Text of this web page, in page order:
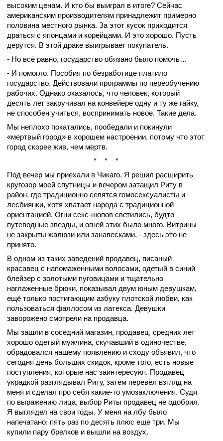
высоким ценам. И кто бы выиграл в итоге? Сейчас
американским производителям принадлежит примерно
половина местного рынка. За этот кусок приходится
драться с японцами и корейцами. И это хорошо. Пусть
дерутся. В этой драке выигрывает покупатель.
- Но всё равно, государство обязано было помочь…
- И помогло. Пособия по безработице платило
государство. Действовали программы по переобучению
рабочих. Однако оказалось, что человек, который
десять лет закручивал на конвейере одну и ту же гайку,
не способен учиться, воспринимать новое. Такие дела.
Мы неплохо покатались, пообедали и покинули
«мертвый город» в хорошем настроении, потому что этот
город скорее жив, чем мертв.
* * *
Под вечер мы приехали в Чикаго. Я решил расширить
кругозор моей спутницы и вечером затащил Риту в
район, где традиционно селятся гомосексуалисты и
лесбиянки, хотя хватает народа с традиционной
ориентацией. Огни секс-шопов светились, будто
путеводные звезды, и огней этих было много. Витрины
не закрыты жалюзи или занавесками, - здесь это не
принято.
В одном из таких заведений продавец, писаный
красавец с напомаженными волосами, одетый в синий
блейзер с золотыми пуговицами и тщательно
наглаженные брюки, показывал двум юным девушкам,
ещё только постигающим азбуку плотской любви, как
пользоваться фаллосом из латекса. Девушки
заворожено смотрели на продавца.
Мы зашли в соседний магазин, продавец, средних лет
хорошо одетый мужчина, скучавший в одиночестве,
обрадовался нашему появлению и сходу объявил, что
сегодня день больших скидок, кроме того, есть новые
поступления, которые нас заинтересуют. Продавец
украдкой разглядывал Риту, затем перевёл взгляд на
меня и сделал про себя какие-то умозаключения. Судя
по выражению лица, выбор Риты продавец не одобрил.
Я выглядел на свои годы. У меня на лбу было
напечатано: пять раз по десять плюс еще три. Мы
купили пару брелков и вышли на воздух.